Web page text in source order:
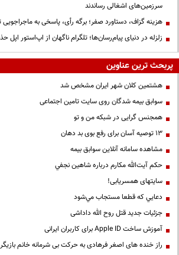
سرزمین‌های اشغالی رساندند
هزینه گزاف، دستاورد صفر؛ برگه رأی، پاسخی به ماجراجویی
زلزله در دنیای پیام‌رسان‌ها؛ تلگرام ناگهان از اپ‌استور اپل
پربحث ترین عناوین
هشتمین کلان شهر ایران مشخص شد
سوابق بیمه شدگان روی سایت تامین اجتماعی
همجنس گرایی در شبکه من و تو
13 توصیه آسان برای رفع بوی بد دهان
مشاهده سامانه آنلاين سوابق بیمه
حكم آيت‌الله مكارم درباره شاهين نجفي
سایتهای همسریابی!
دعايي كه قطعا مستجاب مي‌شود
جزئیات جدید قتل روح الله داداشی
آموزش ساخت Apple ID برای کاربران ایرانی
راز خنده های اصغر فرهادی به حرکت بی شرمانه خانم